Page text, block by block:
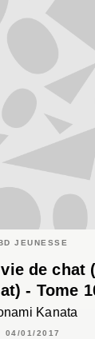
JEUNESSE
de chat
- Tome
Kanata
04/01/2017